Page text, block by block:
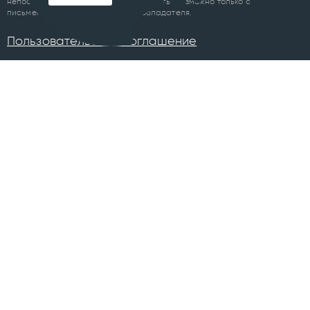
письменного разрешения правообладателя.
Пользовательское соглашение